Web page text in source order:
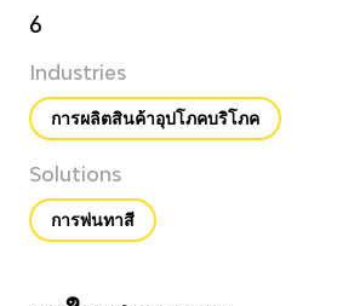
6
Industries
การผลิตสินค้าอุปโภคบริโภค
Solutions
การพ่นทาสี